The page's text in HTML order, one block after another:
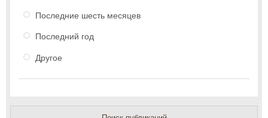
Последние шесть месяцев
Последний год
Другое